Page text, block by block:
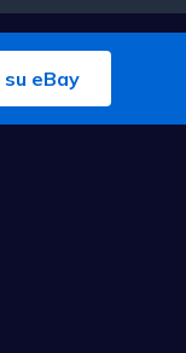
su eBay